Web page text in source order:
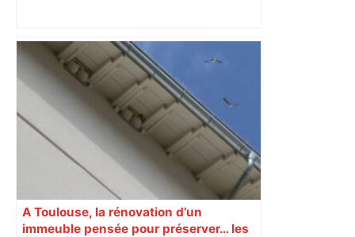
Mort mystérieuse près de Toulouse :
une émission de M6 revient sur l'affaire
Christian Abraham, retrouvé la gorge
tranchée et recouvert de feuilles il y a
deux ans – ladepeche.fr
A Toulouse, la rénovation d’un
immeuble pensée pour préserver… les